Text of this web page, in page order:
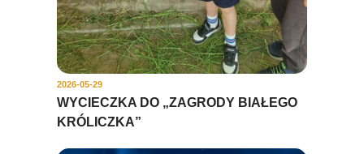
2026-05-29
WYCIECZKA DO „ZAGRODY BIAŁEGO
KRÓLICZKA”